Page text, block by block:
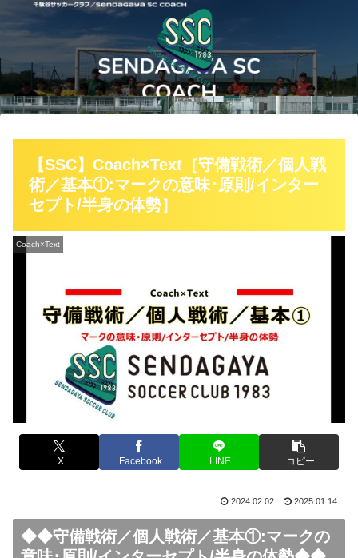
【SSC】Coach×Text［守備戦術／個人戦
術／基本①:マークの意味･原則/インター
セプト/半身の体勢］
Coach×Text
X Facebook LINE コピー
2024.02.02 2025.01.14
◆◆守備戦術／個人戦術／基本①:マークの